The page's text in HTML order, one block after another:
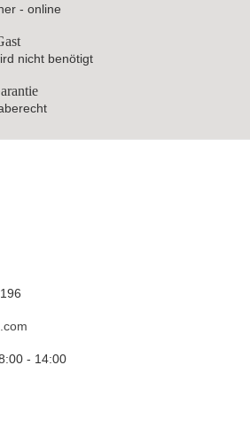
- online
nicht benötigt
- 14:00